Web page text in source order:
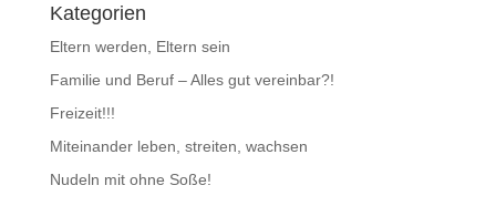
Kategorien
Eltern werden, Eltern sein
Familie und Beruf – Alles gut vereinbar?!
Freizeit!!!
Miteinander leben, streiten, wachsen
Nudeln mit ohne Soße!